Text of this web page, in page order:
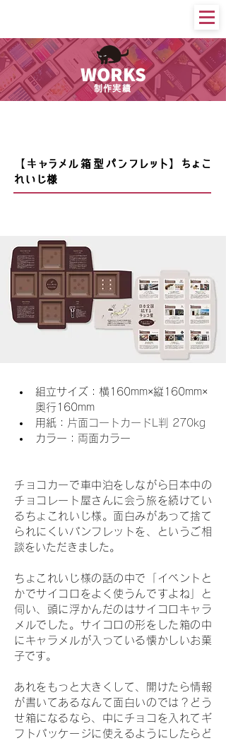
WORKS
制作実績
【キャラメル箱型パンフレット】ちょこ
れいじ様
組立サイズ： 横160mm×縦160mm×
奥行160mm
用紙： 片面コートカードL判 270kg
カラー：両面カラー
チョコカーで車中泊をしながら日本中の
チョコレート屋さんに会う旅を続けてい
るちょこれいじ様。面白みがあって捨て
られにくいパンフレットを、というご相
談をいただきました。
ちょこれいじ様の話の中で「イベントと
かでサイコロをよく使うんですよね」と
伺い、頭に浮かんだのはサイコロキャラ
メルでした。サイコロの形をした箱の中
にキャラメルが入っている懐かしいお菓
子です。
あれをもっと大きくして、開けたら情報
が書いてあるなんて面白いのでは？どう
せ箱になるなら、中にチョコを入れてギ
フトパッケージに使えるようにしたらど